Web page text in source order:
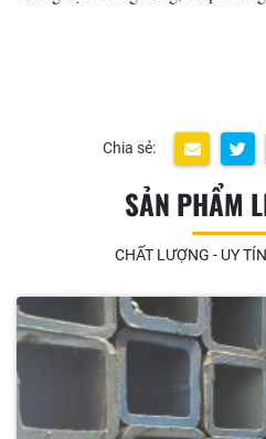
Chia sẻ:
SẢN PHẨM
CHẤT LƯỢNG - UY